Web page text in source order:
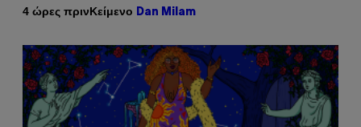
4 ώρες πρινΚείμενο Dan Milam